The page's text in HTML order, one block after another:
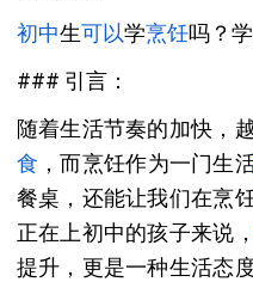
初中生可以学烹饪吗？
### 引言：
随着生活节奏的加快，
食 ，而烹饪作为一门生
餐桌，还能让我们在烹
正在上初中的孩子来说，
提升，更是一种生活态